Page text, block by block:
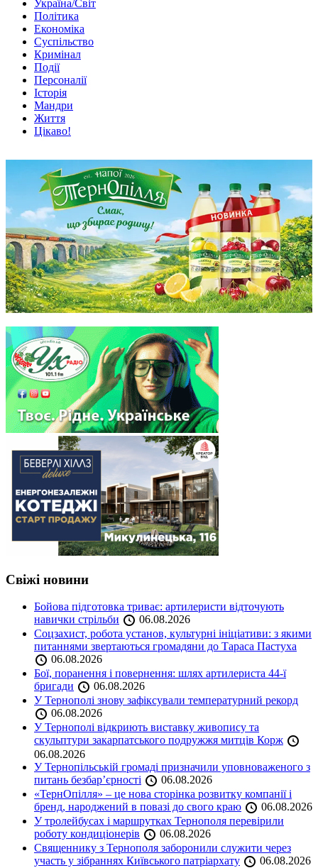
Україна/Світ
Політика
Економіка
Суспільство
Кримінал
Події
Персоналії
Історія
Мандри
Життя
Цікаво!
Свіжі новини
Бойова підготовка триває: артилеристи відточують
навички стрільби
06.08.2026
Соцзахист, робота установ, культурні ініціативи: з якими
питаннями звертаються громадяни до Тараса Пастуха
06.08.2026
Бої, поранення і повернення: шлях артилериста 44-ї
бригади
06.08.2026
У Тернополі знову зафіксували температурний рекорд
06.08.2026
У Тернополі відкриють виставку живопису та
скульптури закарпатського подружжя митців Корж
06.08.2026
У Тернопільській громаді призначили уповноваженого з
питань безбар’єрності
06.08.2026
«ТернОпілля» – це нова сторінка розвитку компанії і
бренд, народжений в повазі до свого краю
06.08.2026
У тролейбусах і маршрутках Тернополя перевірили
роботу кондиціонерів
06.08.2026
Священнику з Тернополя заборонили служити через
участь у зібраннях Київського патріархату
06.08.2026